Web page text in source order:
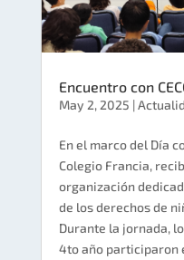
Encuentro con
May 2, 2025 |
En el marco del Día
Colegio Francia,
organización
de los derechos de
Durante la jornada,
4to año participaron